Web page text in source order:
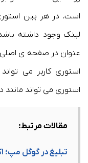
لینک وجود داشته
عنوان در صفحه ی
استوری کاربر می
استوری می تواند
مقالات مرتبط:
تبلیغ در گوگل